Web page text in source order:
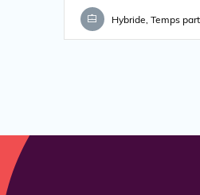
Hybride, Temps